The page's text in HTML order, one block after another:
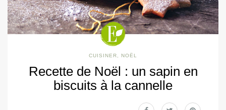
CUISINER NOËL
Recette de Noël : un sapin en
biscuits à la cannelle